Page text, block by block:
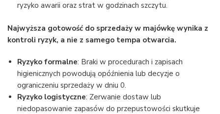
ryzyko awarii oraz strat w godzinach szczytu.
Najwyższa gotowość do sprzedaży w majówkę wynika z
kontroli ryzyk, a nie z samego tempa otwarcia.
Ryzyko formalne: Braki w procedurach i zapisach
higienicznych powodują opóźnienia lub decyzje o
ograniczeniu sprzedaży w dniu 0.
Ryzyko logistyczne: Zerwanie dostaw lub
niedopasowanie zapasów do przepustowości skutkuje